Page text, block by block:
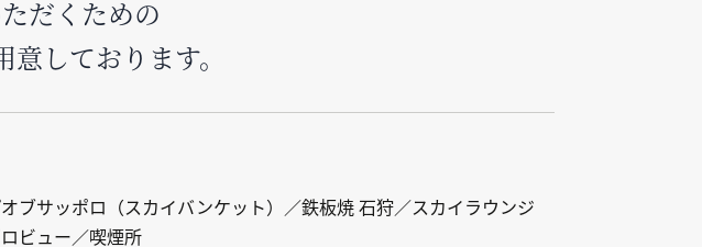
だくための
しております。
オブサッポロ（スカイバンケット）／鉄板焼 石狩／スカイラウンジ
ビュー／喫煙所